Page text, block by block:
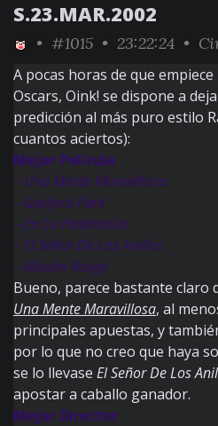
S.23.MAR.2002
• #1015 • 23:22:24 •
A pocas horas de que
Oscars, Oink! se dispone a
predicción al más puro estilo
cuantos aciertos):
Mejor Película
--Una Mente Maravillosa
--Gosford Park
--En La Habitación
--El Señor De Los Anillos
--Moulin Rouge
Bueno, parece bastante claro
Una Mente Maravillosa, al
principales apuestas, y
por lo que no creo que haya
se lo llevase El Señor De Los
apostar a caballo ganador.
Mejor Director